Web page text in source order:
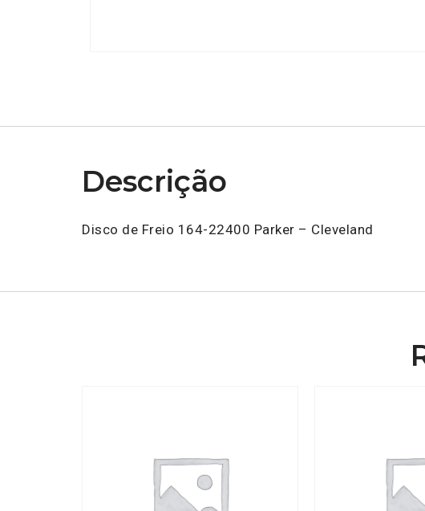
Descrição
Disco de Freio 164-22400 Parker – Cleveland